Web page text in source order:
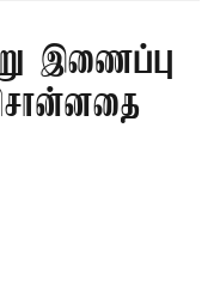
இணைப்பு
சொன்னதை